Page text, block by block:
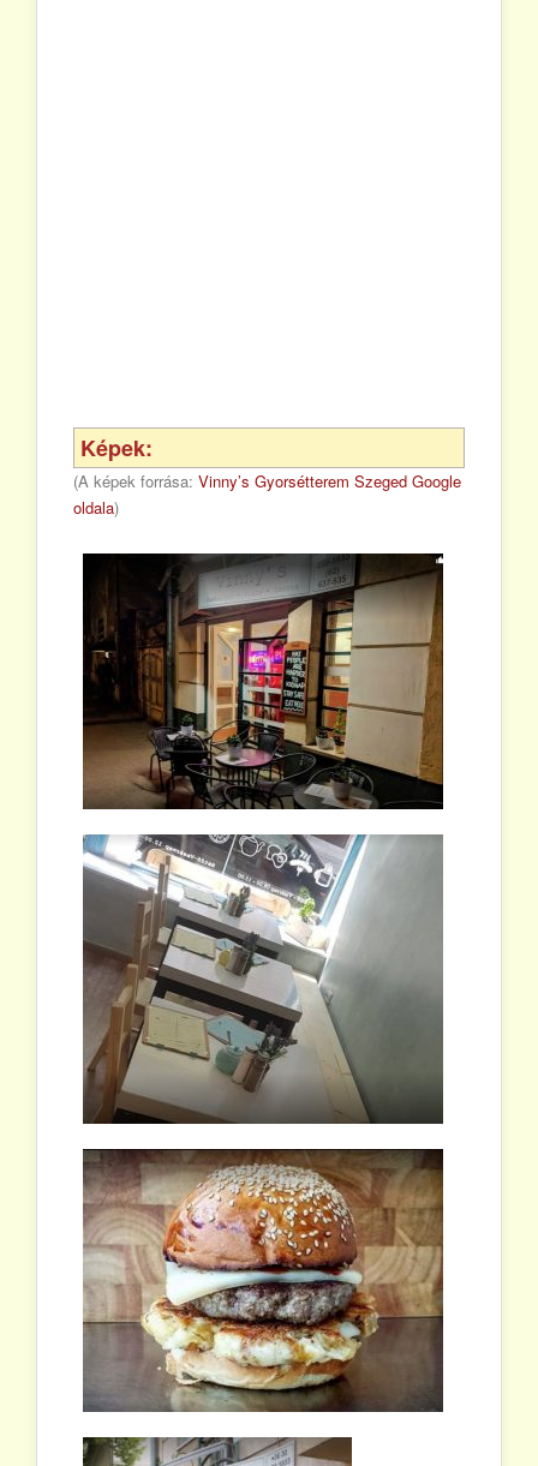
Képek:
(A képek forrása: Vinny’s Gyorsétterem Szeged Google
oldala)